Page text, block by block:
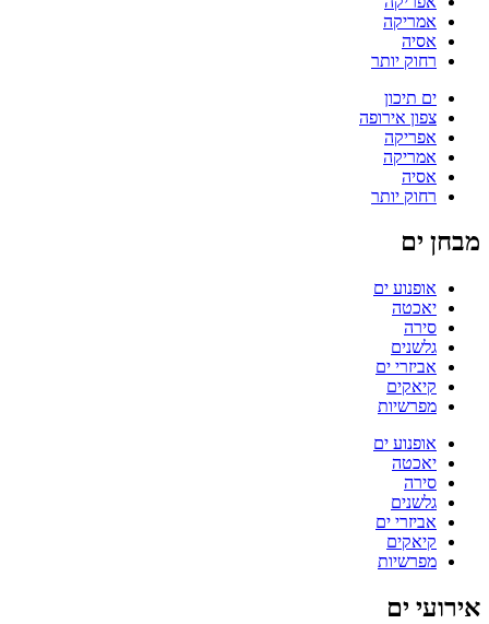
אמריקה
אסיה
רחוק יותר
ים תיכון
צפון אירופה
אפריקה
אמריקה
אסיה
רחוק יותר
מבחן ים
אופנוע ים
יאכטה
סירה
גלשנים
אביזרי ים
קיאקים
מפרשיות
אופנוע ים
יאכטה
סירה
גלשנים
אביזרי ים
קיאקים
מפרשיות
אירועי ים